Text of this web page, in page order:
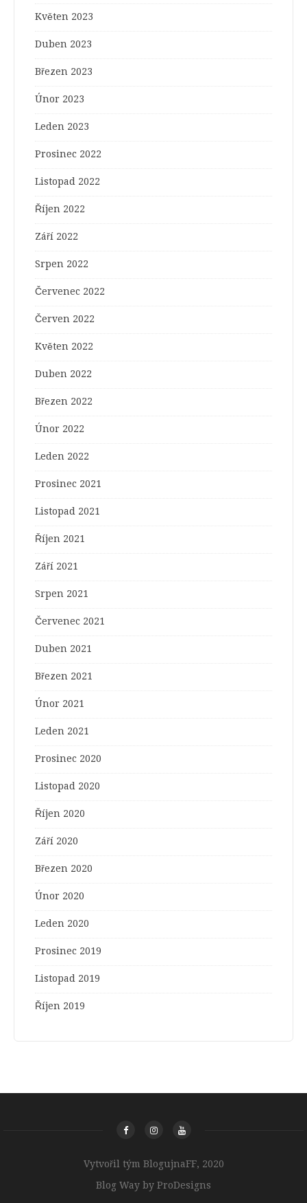
Květen 2023
Duben 2023
Březen 2023
Únor 2023
Leden 2023
Prosinec 2022
Listopad 2022
Říjen 2022
Září 2022
Srpen 2022
Červenec 2022
Červen 2022
Květen 2022
Duben 2022
Březen 2022
Únor 2022
Leden 2022
Prosinec 2021
Listopad 2021
Říjen 2021
Září 2021
Srpen 2021
Červenec 2021
Duben 2021
Březen 2021
Únor 2021
Leden 2021
Prosinec 2020
Listopad 2020
Říjen 2020
Září 2020
Březen 2020
Únor 2020
Leden 2020
Prosinec 2019
Listopad 2019
Říjen 2019
Vytvořil tým BlogujnaFF, 2020
Blog Way by ProDesigns